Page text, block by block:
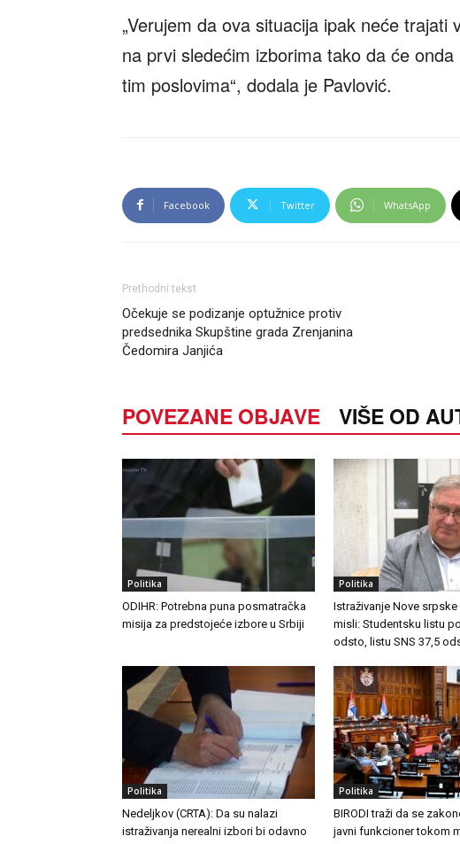
„Verujem da ova situacija ipak neće
na prvi sledećim izborima tako da će
tim poslovima“, dodala je Pavlović.
Facebook Twitter WhatsApp
Prethodni tekst
Očekuje se podizanje optužnice protiv
predsednika Skupštine grada Zrenjanina
Čedomira Janjića
POVEZANE OBJAVE VIŠE OD
Politika
ODIHR: Potrebna puna posmatračka
misija za predstojeće izbore u Srbiji
Politika
Istraživanje Nove
misli: Studentsku listu
odsto, listu SNS 37,5
Politika
Nedeljkov (CRTA): Da su nalazi
istraživanja nerealni izbori bi odavno
Politika
BIRODI traži da se
javni funkcioner tokom